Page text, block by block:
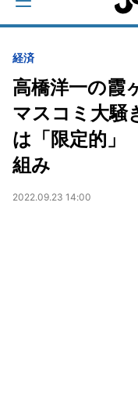
経済
高橋洋一の霞
マスコミ大騒
は「限定的
組み
2022.09.23 14:00